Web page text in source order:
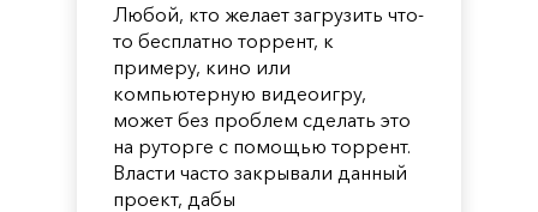
Любой, кто желает загрузить что-
то бесплатно торрент, к
примеру, кино или
компьютерную видеоигру,
может без проблем сделать это
на руторге с помощью торрент.
Власти часто закрывали данный
проект, дабы